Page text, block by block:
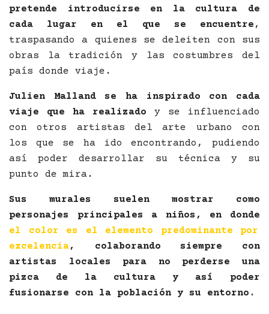
pretende introducirse en la cultura de
cada lugar en el que se encuentre ,
traspasando a quienes se deleiten con sus
obras la tradición y las costumbres del
país donde viaje.
Julien Malland se ha inspirado con cada
viaje que ha realizado y se influenciado
con otros artistas del arte urbano con
los que se ha ido encontrando, pudiendo
así poder desarrollar su técnica y su
punto de mira.
Sus murales suelen mostrar como
personajes principales a niños, en donde
el color es el elemento predominante por
excelencia, colaborando siempre con
artistas locales para no perderse una
pizca de la cultura y así poder
fusionarse con la población y su entorno.